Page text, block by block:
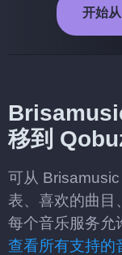
开始
移到
可从
表、喜欢的曲目
每个音乐服务允
查看所有支持的